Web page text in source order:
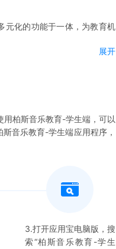
元化的功能于一体，为教育机
展开
用柏斯音乐教育-学生端 ，可以
斯音乐教育-学生端应用程序，
3.打开应用宝电脑版，搜
索“柏斯音乐教育-学生